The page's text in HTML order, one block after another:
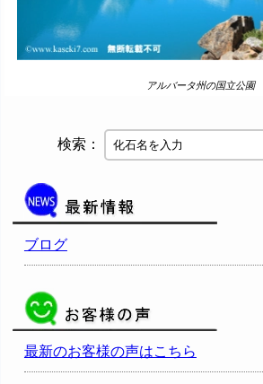
アルバータ州の国立公園
検索：
ブログ
最新のお客様の声はこちら